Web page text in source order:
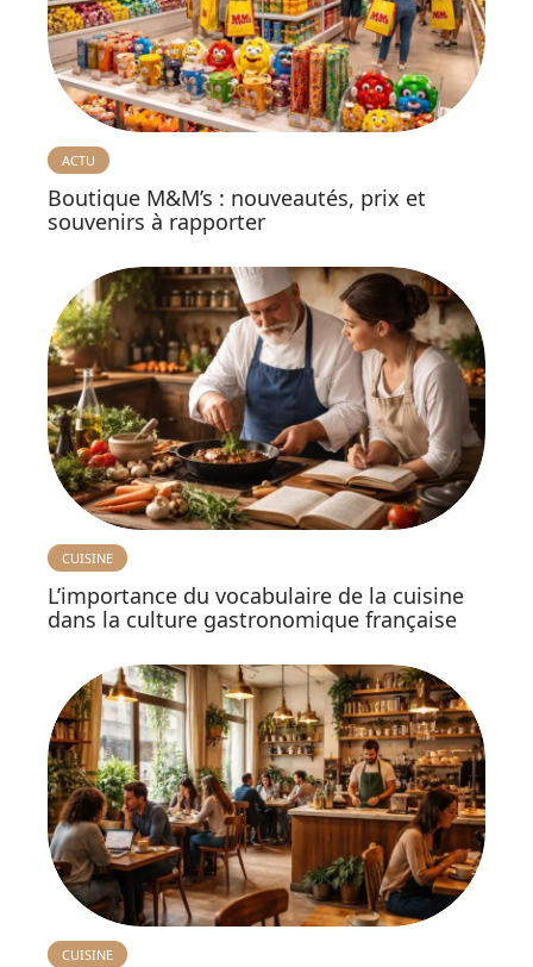
ACTU
Boutique M&M’s : nouveautés, prix et
souvenirs à rapporter
CUISINE
L’importance du vocabulaire de la cuisine
dans la culture gastronomique française
CUISINE